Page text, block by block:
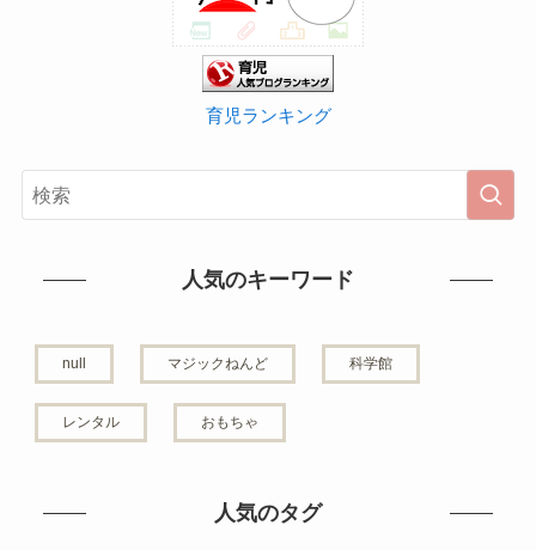
育児ランキング
人気のキーワード
null マジックねんど 科学館
レンタル おもちゃ
人気のタグ